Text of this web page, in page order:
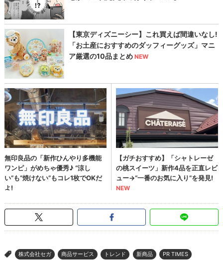
> 株式会社セガ 商品サービス トレンド 新商品 PR TIMES